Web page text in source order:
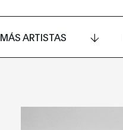
MÁS ARTISTAS